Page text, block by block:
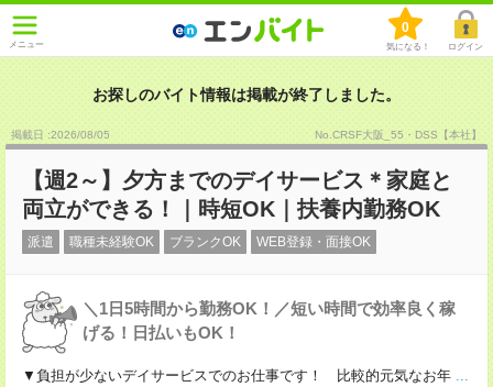
メニュー
0
気になる！ ログイン
お探しのバイト情報は掲載が終了しました。
掲載日 :2026/08/05 No.CRSF大阪_55・DSS【本社】
【週2～】夕方までのデイサービス＊家庭と
両立ができる！｜時短OK｜扶養内勤務OK
派遣 職種未経験OK ブランクOK WEB登録・面接OK
＼1日5時間から勤務OK！／短い時間で効率良く稼
げる！日払いもOK！
▼負担が少ないデイサービスでのお仕事です！ 比較的元気なお年 ...